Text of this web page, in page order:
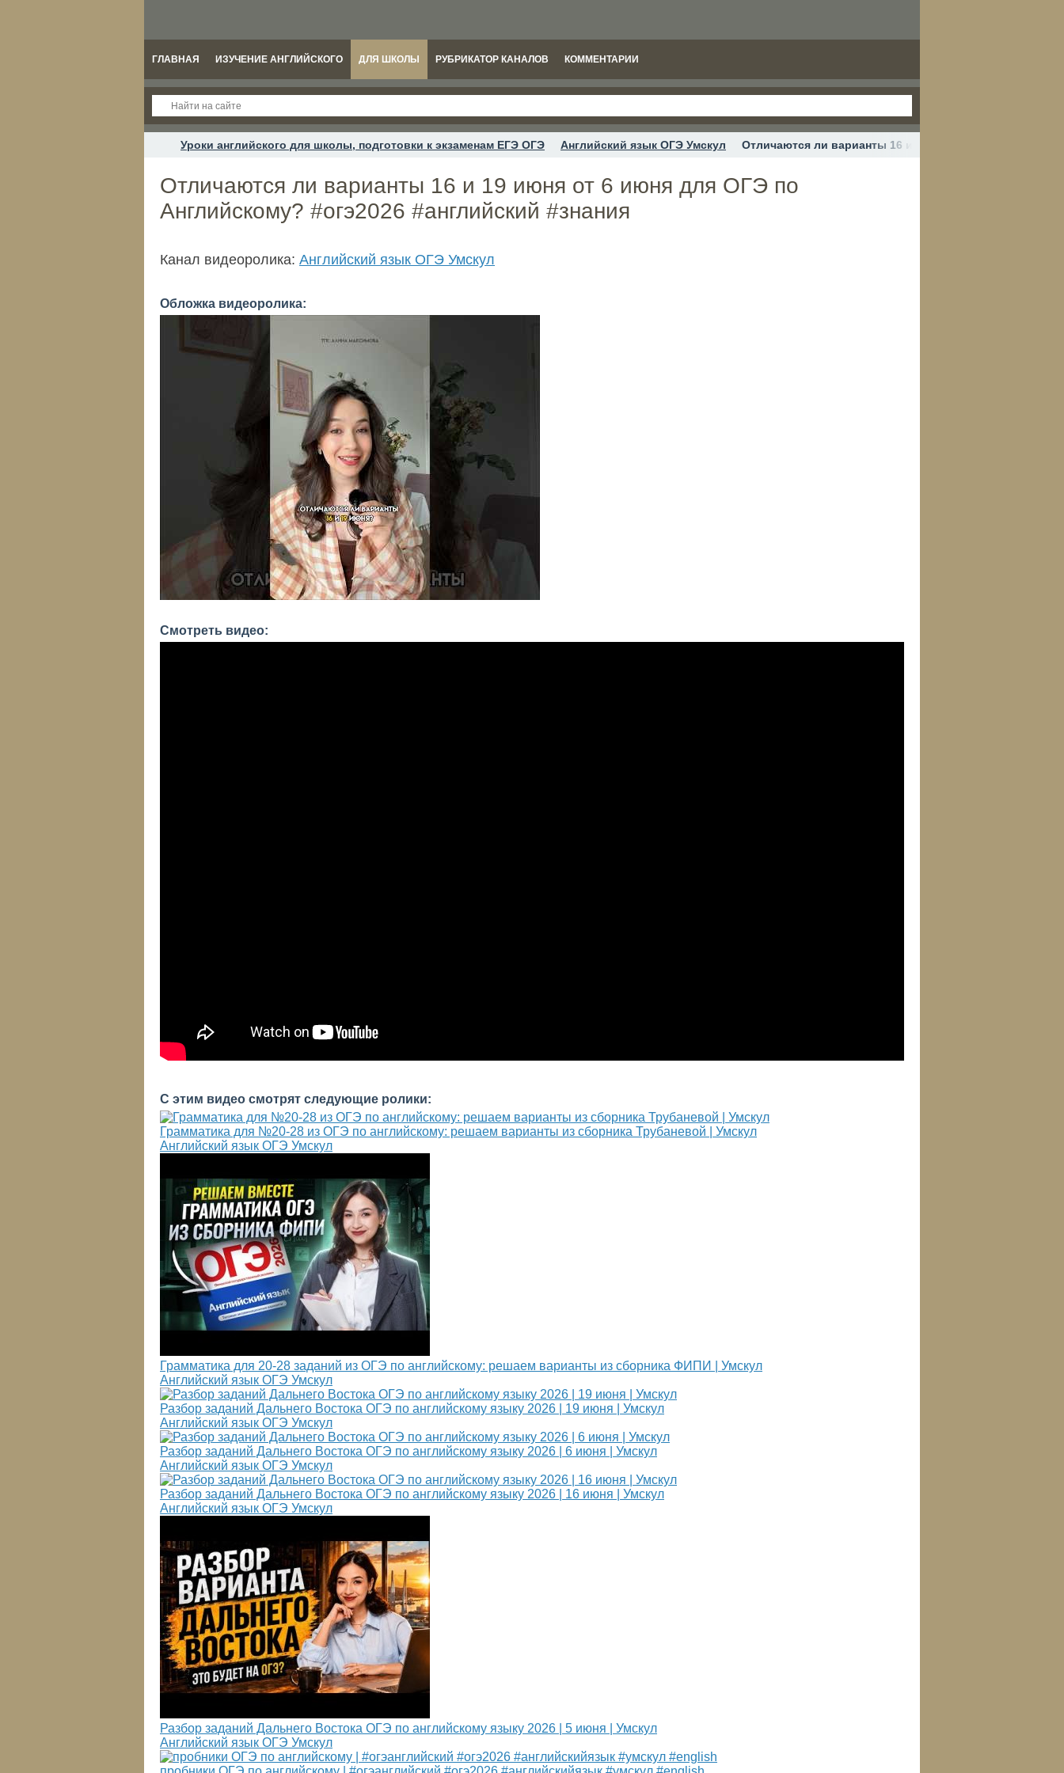
ГЛАВНАЯ ИЗУЧЕНИЕ АНГЛИЙСКОГО ДЛЯ ШКОЛЫ РУБРИКАТОР КАНАЛОВ КОММЕНТАРИИ
Уроки английского для школы, подготовки к экзаменам ЕГЭ ОГЭ Английский язык ОГЭ Умскул Отличаются ли варианты 16 и 19 июня от 6 июня для
Отличаются ли варианты 16 и 19 июня от 6 июня для ОГЭ по
Английскому? #огэ2026 #английский #знания
Канал видеоролика: Английский язык ОГЭ Умскул
Обложка видеоролика:
Смотреть видео:
С этим видео смотрят следующие ролики:
Грамматика для №20-28 из ОГЭ по английскому: решаем варианты из сборника Трубаневой | Умскул
Английский язык ОГЭ Умскул
Грамматика для 20-28 заданий из ОГЭ по английскому: решаем варианты из сборника ФИПИ | Умскул
Английский язык ОГЭ Умскул
Разбор заданий Дальнего Востока ОГЭ по английскому языку 2026 | 19 июня | Умскул
Английский язык ОГЭ Умскул
Разбор заданий Дальнего Востока ОГЭ по английскому языку 2026 | 6 июня | Умскул
Английский язык ОГЭ Умскул
Разбор заданий Дальнего Востока ОГЭ по английскому языку 2026 | 16 июня | Умскул
Английский язык ОГЭ Умскул
Разбор заданий Дальнего Востока ОГЭ по английскому языку 2026 | 5 июня | Умскул
Английский язык ОГЭ Умскул